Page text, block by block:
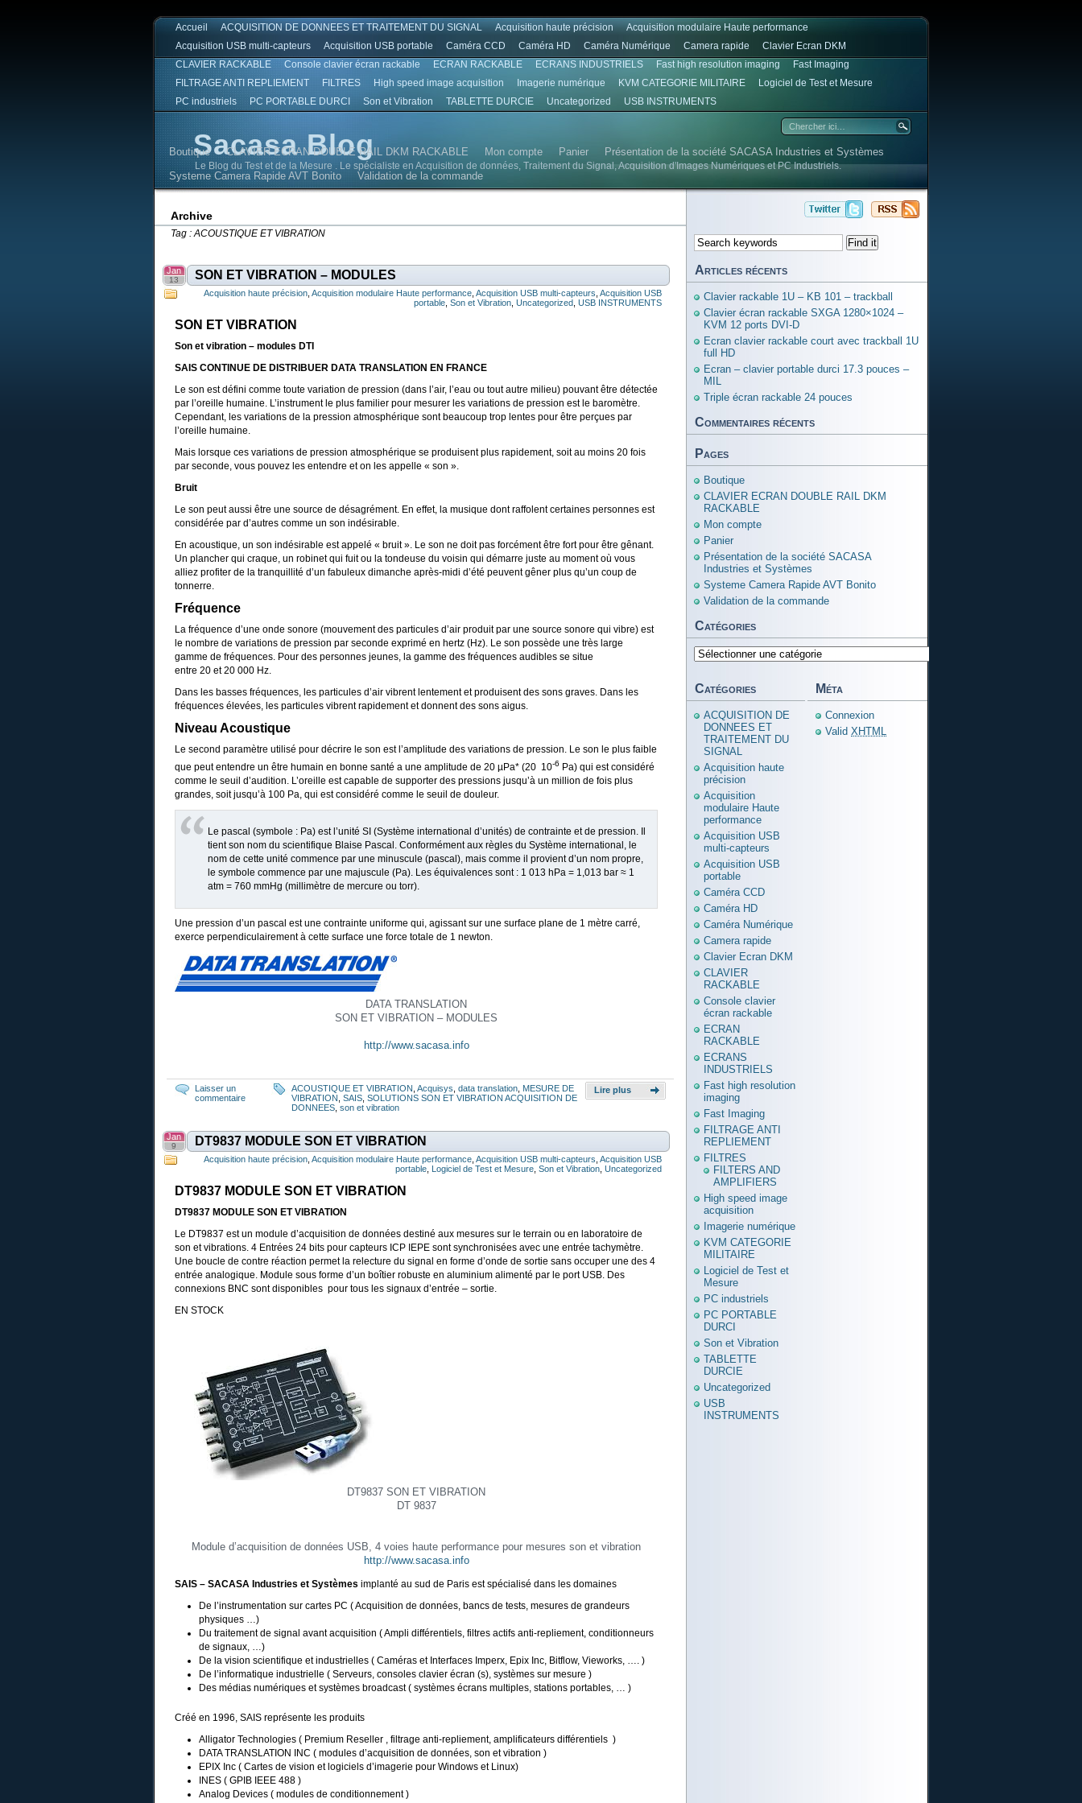
Accueil ACQUISITION DE DONNEES ET TRAITEMENT DU SIGNAL Acquisition haute précision
Acquisition modulaire Haute performance
Acquisition USB multi-capteurs
Acquisition USB portable Caméra CCD Caméra HD Caméra Numérique Camera rapide
Clavier Ecran DKM
CLAVIER RACKABLE
Console clavier écran rackable ECRAN RACKABLE ECRANS INDUSTRIELS Fast high resolution imaging
Fast Imaging
FILTRAGE ANTI REPLIEMENT
FILTRES High speed image acquisition Imagerie numérique KVM CATEGORIE MILITAIRE
Logiciel de Test et Mesure
PC industriels
PC PORTABLE DURCI Son et Vibration TABLETTE DURCIE Uncategorized USB INSTRUMENTS
Sacasa Blog
Le Blog du Test et de la Mesure . Le spécialiste en Acquisition de données, Traitement du Signal, Acquisition d'Images Numériques et PC Industriels.
Boutique CLAVIER ECRAN DOUBLE RAIL DKM RACKABLE Mon compte Panier
Présentation de la société SACASA Industries et Systèmes
Systeme Camera Rapide AVT Bonito
Validation de la commande
Archive
Tag : ACOUSTIQUE ET VIBRATION
SON ET VIBRATION – MODULES
Jan
13
Acquisition haute précision Acquisition modulaire Haute performance Acquisition USB multi-capteurs Acquisition USB
portable Son et Vibration Uncategorized USB INSTRUMENTS
SON ET VIBRATION
Son et vibration – modules DTI
SAIS CONTINUE DE DISTRIBUER DATA TRANSLATION EN FRANCE
Le son est défini comme toute variation de pression (dans l’air, l’eau ou tout autre milieu) pouvant être détectée
par l’oreille humaine. L’instrument le plus familier pour mesurer les variations de pression est le baromètre.
Cependant, les variations de la pression atmosphérique sont beaucoup trop lentes pour être perçues par
l’oreille humaine.
Mais lorsque ces variations de pression atmosphérique se produisent plus rapidement, soit au moins 20 fois
par seconde, vous pouvez les entendre et on les appelle « son ».
Bruit
Le son peut aussi être une source de désagrément. En effet, la musique dont raffolent certaines personnes est
considérée par d’autres comme un son indésirable.
En acoustique, un son indésirable est appelé « bruit ». Le son ne doit pas forcément être fort pour être gênant.
Un plancher qui craque, un robinet qui fuit ou la tondeuse du voisin qui démarre juste au moment où vous
alliez profiter de la tranquillité d’un fabuleux dimanche après-midi d’été peuvent gêner plus qu’un coup de
tonnerre.
Fréquence
La fréquence d’une onde sonore (mouvement des particules d’air produit par une source sonore qui vibre) est
le nombre de variations de pression par seconde exprimé en hertz (Hz). Le son possède une très large
gamme de fréquences. Pour des personnes jeunes, la gamme des fréquences audibles se situe
entre 20 et 20 000 Hz.
Dans les basses fréquences, les particules d’air vibrent lentement et produisent des sons graves. Dans les
fréquences élevées, les particules vibrent rapidement et donnent des sons aigus.
Niveau Acoustique
Le second paramètre utilisé pour décrire le son est l’amplitude des variations de pression. Le son le plus faible
que peut entendre un être humain en bonne santé a une amplitude de 20 µPa* (20 10-6 Pa) qui est considéré
comme le seuil d’audition. L’oreille est capable de supporter des pressions jusqu’à un million de fois plus
grandes, soit jusqu’à 100 Pa, qui est considéré comme le seuil de douleur.
Le pascal (symbole : Pa) est l’unité SI (Système international d’unités) de contrainte et de pression. Il
tient son nom du scientifique Blaise Pascal. Conformément aux règles du Système international, le
nom de cette unité commence par une minuscule (pascal), mais comme il provient d’un nom propre,
le symbole commence par une majuscule (Pa). Les équivalences sont : 1 013 hPa = 1,013 bar ≈ 1
atm = 760 mmHg (millimètre de mercure ou torr).
Une pression d’un pascal est une contrainte uniforme qui, agissant sur une surface plane de 1 mètre carré,
exerce perpendiculairement à cette surface une force totale de 1 newton.
DATA TRANSLATION
SON ET VIBRATION – MODULES
http://www.sacasa.info
Laisser un
commentaire
ACOUSTIQUE ET VIBRATION Acquisys data translation MESURE DE
VIBRATION SAIS SOLUTIONS SON ET VIBRATION ACQUISITION DE
DONNEES son et vibration
Lire plus
DT9837 MODULE SON ET VIBRATION
Jan
9
Acquisition haute précision Acquisition modulaire Haute performance Acquisition USB multi-capteurs Acquisition USB
portable Logiciel de Test et Mesure Son et Vibration Uncategorized
DT9837 MODULE SON ET VIBRATION
DT9837 MODULE SON ET VIBRATION
Le DT9837 est un module d’acquisition de données destiné aux mesures sur le terrain ou en laboratoire de
son et vibrations. 4 Entrées 24 bits pour capteurs ICP IEPE sont synchronisées avec une entrée tachymètre.
Une boucle de contre réaction permet la relecture du signal en forme d’onde de sortie sans occuper une des 4
entrée analogique. Module sous forme d’un boîtier robuste en aluminium alimenté par le port USB. Des
connexions BNC sont disponibles pour tous les signaux d’entrée – sortie.
EN STOCK
DT9837 SON ET VIBRATION
DT 9837
Module d’acquisition de données USB, 4 voies haute performance pour mesures son et vibration
http://www.sacasa.info
SAIS – SACASA Industries et Systèmes implanté au sud de Paris est spécialisé dans les domaines
De l’instrumentation sur cartes PC ( Acquisition de données, bancs de tests, mesures de grandeurs
physiques …)
Du traitement de signal avant acquisition ( Ampli différentiels, filtres actifs anti-repliement, conditionneurs
de signaux, …)
De la vision scientifique et industrielles ( Caméras et Interfaces Imperx, Epix Inc, Bitflow, Vieworks, …. )
De l’informatique industrielle ( Serveurs, consoles clavier écran (s), systèmes sur mesure )
Des médias numériques et systèmes broadcast ( systèmes écrans multiples, stations portables, … )
Créé en 1996, SAIS représente les produits
Alligator Technologies ( Premium Reseller , filtrage anti-repliement, amplificateurs différentiels )
DATA TRANSLATION INC ( modules d’acquisition de données, son et vibration )
EPIX Inc ( Cartes de vision et logiciels d’imagerie pour Windows et Linux)
INES ( GPIB IEEE 488 )
Analog Devices ( modules de conditionnement )
Articles récents
Clavier rackable 1U – KB 101 – trackball
Clavier écran rackable SXGA 1280×1024 –
KVM 12 ports DVI-D
Ecran clavier rackable court avec trackball 1U
full HD
Ecran – clavier portable durci 17.3 pouces –
MIL
Triple écran rackable 24 pouces
Commentaires récents
Pages
Boutique
CLAVIER ECRAN DOUBLE RAIL DKM
RACKABLE
Mon compte
Panier
Présentation de la société SACASA
Industries et Systèmes
Systeme Camera Rapide AVT Bonito
Validation de la commande
Catégories
Catégories
Catégories
ACQUISITION DE
DONNEES ET
TRAITEMENT DU
SIGNAL
Acquisition haute
précision
Acquisition
modulaire Haute
performance
Acquisition USB
multi-capteurs
Acquisition USB
portable
Caméra CCD
Caméra HD
Caméra Numérique
Camera rapide
Clavier Ecran DKM
CLAVIER
RACKABLE
Console clavier
écran rackable
ECRAN
RACKABLE
ECRANS
INDUSTRIELS
Fast high resolution
imaging
Fast Imaging
FILTRAGE ANTI
REPLIEMENT
FILTRES
FILTERS AND
AMPLIFIERS
High speed image
acquisition
Imagerie numérique
KVM CATEGORIE
MILITAIRE
Logiciel de Test et
Mesure
PC industriels
PC PORTABLE
DURCI
Son et Vibration
TABLETTE
DURCIE
Uncategorized
USB
INSTRUMENTS
Méta
Connexion
Valid XHTML